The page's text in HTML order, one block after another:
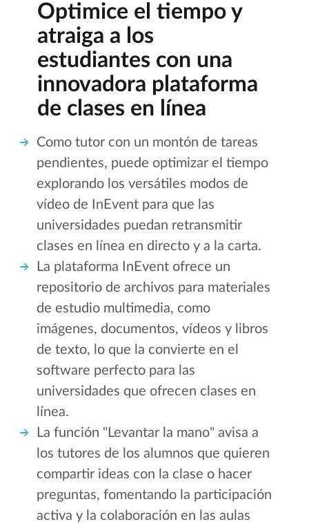
Optimice el tiempo y
atraiga a los
estudiantes con una
innovadora plataforma
de clases en línea
Como tutor con un montón de tareas
pendientes, puede optimizar el tiempo
explorando los versátiles modos de
vídeo de InEvent para que las
universidades puedan retransmitir
clases en línea en directo y a la carta.
La plataforma InEvent ofrece un
repositorio de archivos para materiales
de estudio multimedia, como
imágenes, documentos, vídeos y libros
de texto, lo que la convierte en el
software perfecto para las
universidades que ofrecen clases en
línea.
La función "Levantar la mano" avisa a
los tutores de los alumnos que quieren
compartir ideas con la clase o hacer
preguntas, fomentando la participación
activa y la colaboración en las aulas